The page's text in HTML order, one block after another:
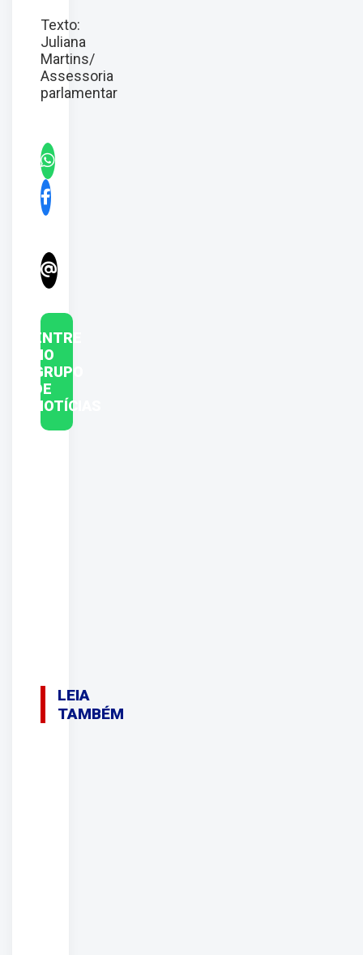
Texto:
Juliana
Martins/
Assessoria
parlamentar
ENTRE
NO
GRUPO
DE
NOTÍCIAS
LEIA
TAMBÉM